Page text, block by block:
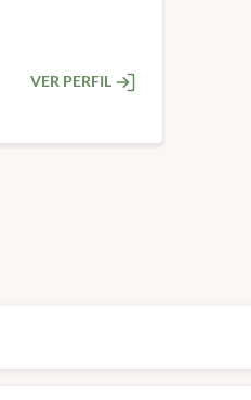
VER PERFIL